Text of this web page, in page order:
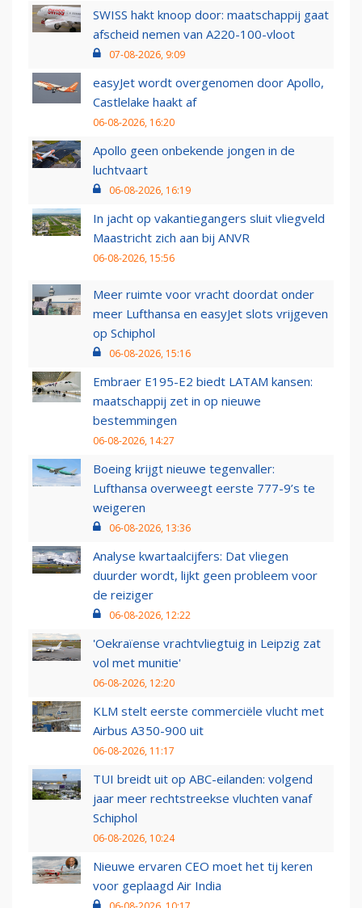
SWISS hakt knoop door: maatschappij gaat
afscheid nemen van A220-100-vloot
07-08-2026, 9:09
easyJet wordt overgenomen door Apollo,
Castlelake haakt af
06-08-2026, 16:20
Apollo geen onbekende jongen in de
luchtvaart
06-08-2026, 16:19
In jacht op vakantiegangers sluit vliegveld
Maastricht zich aan bij ANVR
06-08-2026, 15:56
Meer ruimte voor vracht doordat onder
meer Lufthansa en easyJet slots vrijgeven
op Schiphol
06-08-2026, 15:16
Embraer E195-E2 biedt LATAM kansen:
maatschappij zet in op nieuwe
bestemmingen
06-08-2026, 14:27
Boeing krijgt nieuwe tegenvaller:
Lufthansa overweegt eerste 777-9’s te
weigeren
06-08-2026, 13:36
Analyse kwartaalcijfers: Dat vliegen
duurder wordt, lijkt geen probleem voor
de reiziger
06-08-2026, 12:22
'Oekraïense vrachtvliegtuig in Leipzig zat
vol met munitie'
06-08-2026, 12:20
KLM stelt eerste commerciële vlucht met
Airbus A350-900 uit
06-08-2026, 11:17
TUI breidt uit op ABC-eilanden: volgend
jaar meer rechtstreekse vluchten vanaf
Schiphol
06-08-2026, 10:24
Nieuwe ervaren CEO moet het tij keren
voor geplaagd Air India